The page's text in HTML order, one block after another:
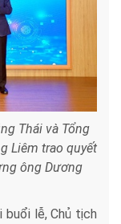
Thái và Tổng
Liêm trao quyết
ông Dương
buổi lễ, Chủ tịch